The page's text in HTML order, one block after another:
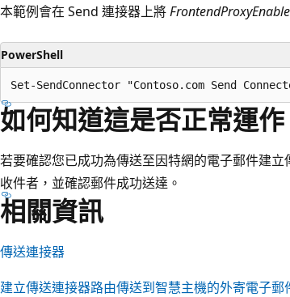
本範例會在 Send 連接器上將
PowerShell
如何知道這是否正常運作
若要確認您已成功為傳送至因特網的電子郵件建
收件者，並確認郵件成功送達。
相關資訊
傳送連接器
建立傳送連接器路由傳送到智慧主機的外寄電子郵